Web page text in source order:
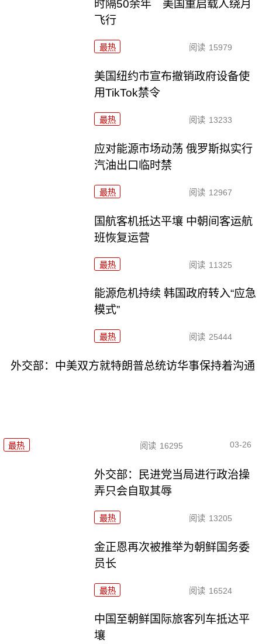
时隔50余年 美国重启载人绕月
飞行
最热 阅读 15979
美国纽约市宣布撤销政府设备使
用TikTok禁令
最热 阅读 13233
应对能源市场动荡 俄罗斯拟实行
汽油出口临时禁
最热 阅读 12967
国航客机抵达平壤 中朝间客运航
班恢复运营
最热 阅读 11325
能源危机持续 韩国政府转入“应急
模式”
最热 阅读 25444
外交部：中美双方就特朗普总统访华事保持着沟通
最热 阅读 16295 03-26
外交部：民进党当局进行政治操
弄只会自取其辱
最热 阅读 13205
金正恩再次被推举为朝鲜国务委
员长
最热 阅读 16524
中国至朝鲜国际旅客列车抵达平
壤